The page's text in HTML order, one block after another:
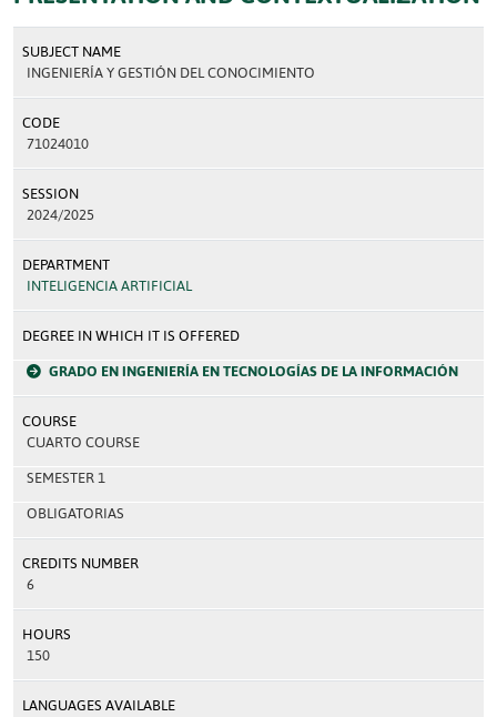
SUBJECT NAME
INGENIERÍA Y GESTIÓN DEL CONOCIMIENTO
CODE
71024010
SESSION
2024/2025
DEPARTMENT
INTELIGENCIA ARTIFICIAL
DEGREE IN WHICH IT IS OFFERED
GRADO EN INGENIERÍA EN TECNOLOGÍAS DE LA INFORMACIÓN
COURSE
CUARTO COURSE
SEMESTER 1
OBLIGATORIAS
CREDITS NUMBER
6
HOURS
150
LANGUAGES AVAILABLE